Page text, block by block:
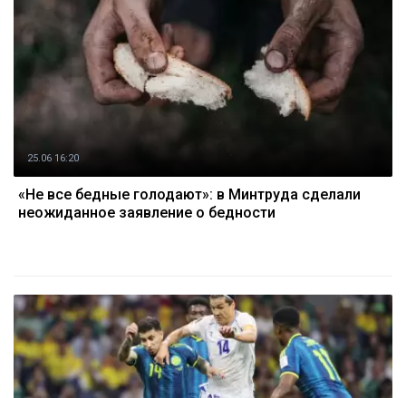
25.06 16:20
«Не все бедные голодают»: в Минтруда сделали
неожиданное заявление о бедности